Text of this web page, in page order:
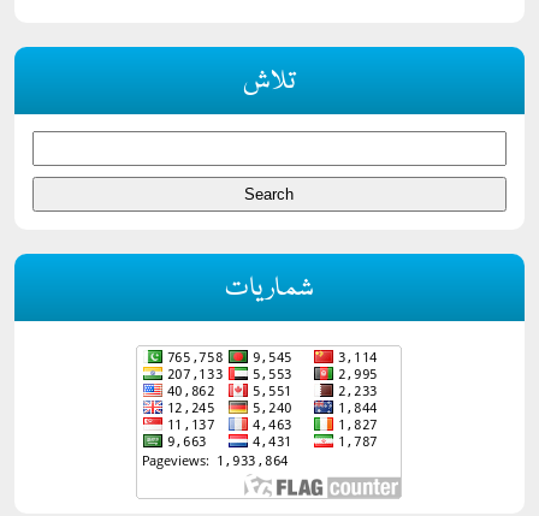
تلاش
شماریات